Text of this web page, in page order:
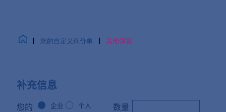
您的自定义询价单 其他弹簧
补充信息
您的
企业 个人
数量